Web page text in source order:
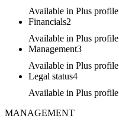
Available in Plus profile
Financials2
Available in Plus profile
Management3
Available in Plus profile
Legal status4
Available in Plus profile
MANAGEMENT